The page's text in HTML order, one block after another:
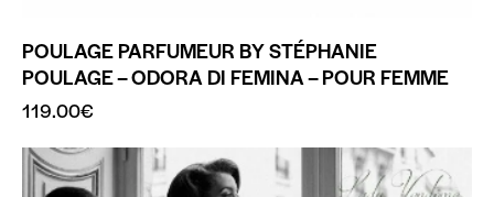
POULAGE PARFUMEUR BY STÉPHANIE
POULAGE – ODORA DI FEMINA – POUR FEMME
119.00€